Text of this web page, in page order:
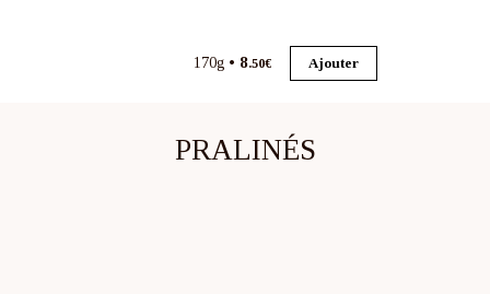
170g 8.50€ Ajouter
PRALINÉS